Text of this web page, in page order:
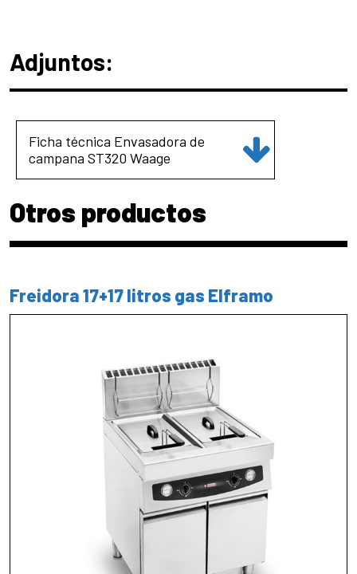
Adjuntos:
Ficha técnica Envasadora de
campana ST320 Waage
Otros productos
Freidora 17+17 litros gas Elframo